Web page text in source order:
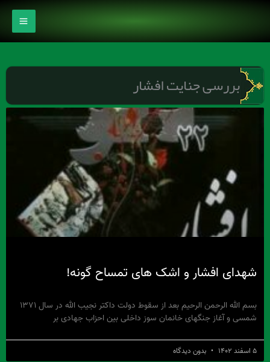
محتوا
بررسی جنایت افشار
شهدای افشار و اشک های تمساح گونه!
بسم الله الرحمن الرحیم بعد از سقوط دولت داکتر نجیب الله در سال ۱۳۷۱
شمسی و آغاز جنگهای خانمان سوز داخلی بین احزاب جهادی بر
۵ اسفند ۱۴۰۲ بدون دیدگاه